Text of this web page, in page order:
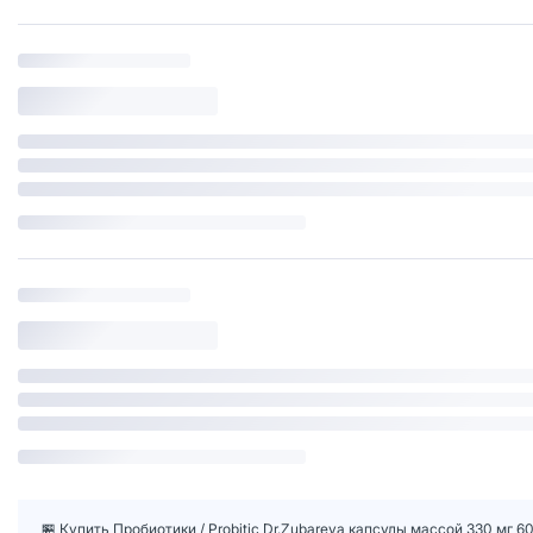
🏪 Купить Пробиотики / Probitic Dr.Zubareva капсулы массой 330 мг